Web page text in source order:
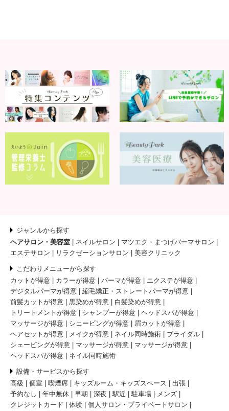
ジャンルから探す
ヘアサロン・美容室
ネイルサロン
マツエク・まつげパーマサロン
エステサロン
リラクゼーションサロン 美容クリニック
こだわりメニューから探す
カットが得意
カラーが得意 パーマが得意
エクステが得意
デジタルパーマが得意
縮毛矯正・ストレートパーマが得意
前髪カットが得意
黒染めが得意
白髪染めが得意
トリートメントが得意
シャンプーが得意
ヘッドスパが得意
マッサージが得意
シェービングが得意
眉カットが得意
ヘアセットが得意
メイクが得意 ネイル同時施術
ブライダル
シェービングが得意
マッサージが得意
マッサージが得意
ヘッドスパが得意
ネイル同時施術
設備・サービスから探す
高級
個室 喫煙席 キッズルーム・キッズスペース
出張
予約なし
年中無休 早朝 深夜 駅近 駐車場
メンズ
クレジットカード
体験
個人サロン・プライベートサロン